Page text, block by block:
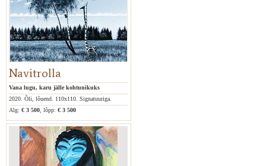
Navitrolla
Vana lugu, karu jälle kohtunikuks
2020. Õli, lõuend. 110x110. Signatuuriga.
Alg: € 3 500 , lõpp: € 3 500